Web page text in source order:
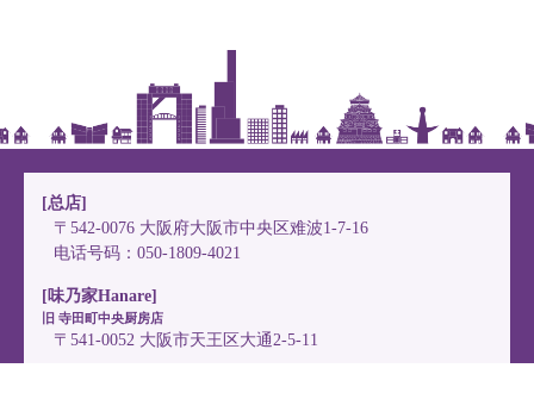
[总店]
〒542-0076 大阪府大阪市中央区难波1-7-16
电话号码：050-1809-4021
[味乃家Hanare]
旧 寺田町中央厨房店
〒541-0052 大阪市天王区大通2-5-11